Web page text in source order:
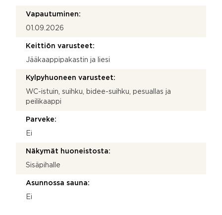
Vapautuminen:
01.09.2026
Keittiön varusteet:
Jääkaappipakastin ja liesi
Kylpyhuoneen varusteet:
WC-istuin, suihku, bidee-suihku, pesuallas ja
peilikaappi
Parveke:
Ei
Näkymät huoneistosta:
Sisäpihalle
Asunnossa sauna:
Ei